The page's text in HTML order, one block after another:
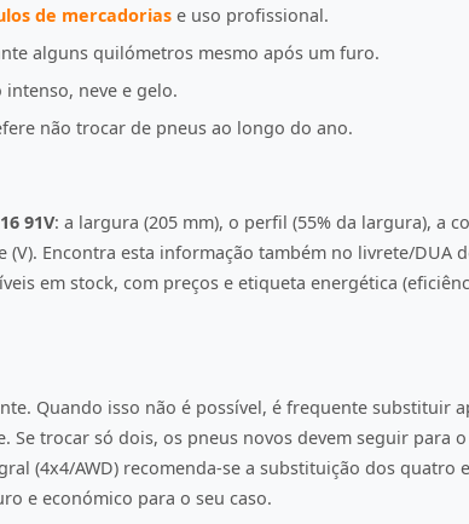
de mercadorias e uso profissional.
alguns quilómetros mesmo após um furo.
neve e gelo.
não trocar de pneus ao longo do ano.
91V: a largura (205 mm), o perfil (55% da largura), a
Encontra esta informação também no livrete/DUA
em stock, com preços e etiqueta energética
Quando isso não é possível, é frequente substituir
trocar só dois, os pneus novos devem seguir para o
(4x4/AWD) recomenda-se a substituição dos quatro
e económico para o seu caso.